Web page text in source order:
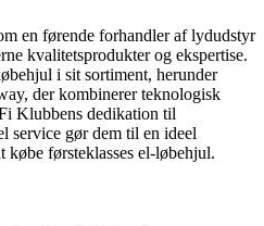
en førende forhandler af lydudstyr
kvalitetsprodukter og ekspertise.
i sit sortiment, herunder
der kombinerer teknologisk
Klubbens dedikation til
service gør dem til en ideel
købe førsteklasses el-løbehjul.